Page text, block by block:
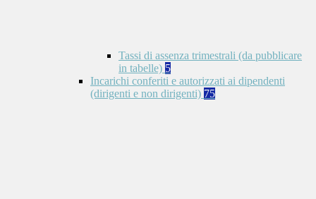
Tassi di assenza trimestrali (da pubblicare
in tabelle) 5
Incarichi conferiti e autorizzati ai dipendenti
(dirigenti e non dirigenti) 75